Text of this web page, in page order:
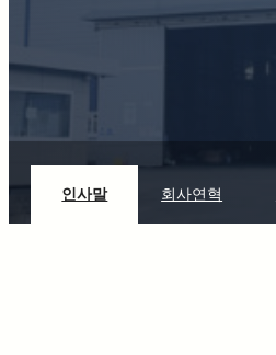
인사말 회사연혁